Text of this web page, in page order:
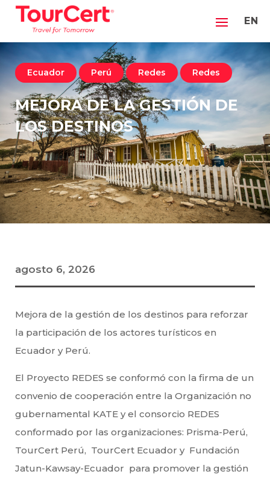
EN
Ecuador Perú Redes Redes
MEJORA DE LA GESTIÓN DE
LOS DESTINOS
agosto 6, 2026
Mejora de la gestión de los destinos para reforzar
la participación de los actores turísticos en
Ecuador y Perú.
El Proyecto REDES se conformó con la firma de un
convenio de cooperación entre la Organización no
gubernamental KATE y el consorcio REDES
conformado por las organizaciones: Prisma-Perú,
TourCert Perú, TourCert Ecuador y Fundación
Jatun-Kawsay-Ecuador para promover la gestión